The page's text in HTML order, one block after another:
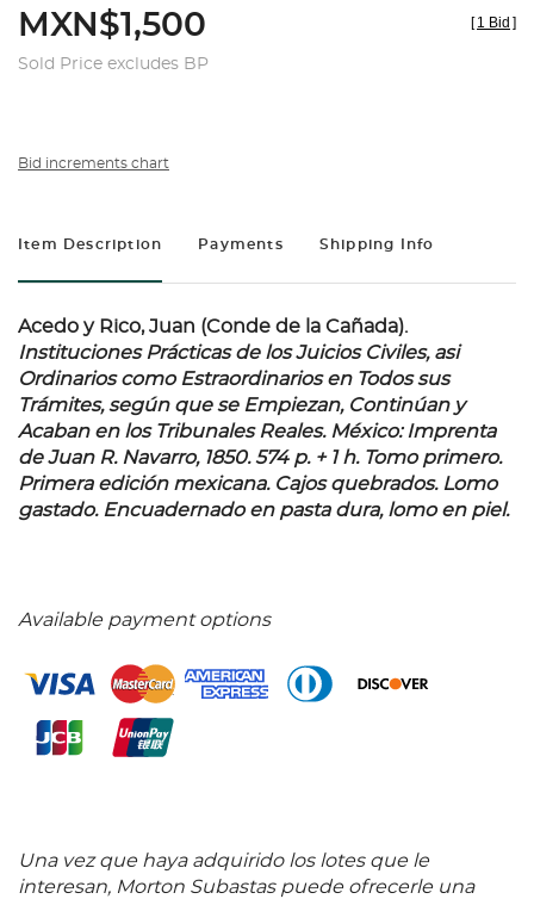
MXN$1,500
Sold Price excludes BP
[ 1 Bid ]
Bid increments chart
Item Description Payments Shipping Info
Acedo y Rico, Juan (Conde de la Cañada).
Instituciones Prácticas de los Juicios Civiles, asi
Ordinarios como Estraordinarios en Todos sus
Trámites, según que se Empiezan, Continúan y
Acaban en los Tribunales Reales.México: Imprenta
de Juan R. Navarro, 1850. 574 p. + 1 h. Tomo primero.
Primera edición mexicana. Cajos quebrados. Lomo
gastado. Encuadernado en pasta dura, lomo en piel.
Available payment options
Una vez que haya adquirido los lotes que le
interesan, Morton Subastas puede ofrecerle una